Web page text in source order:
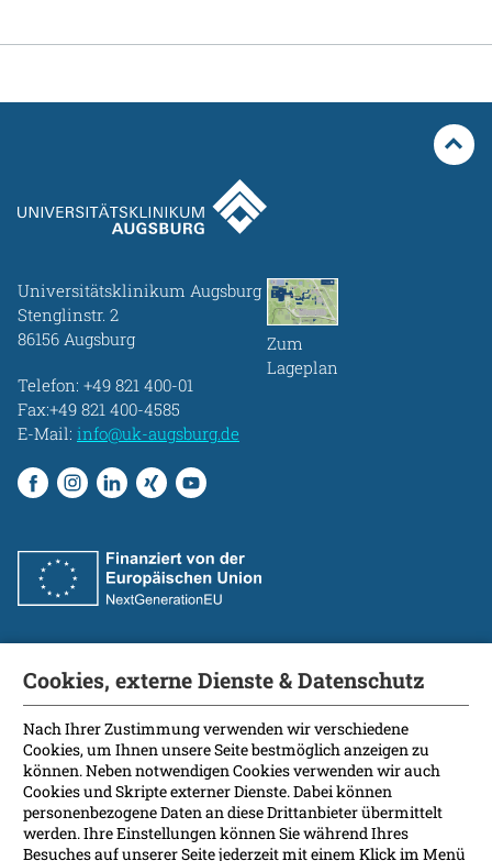
Universitätsklinikum Augsburg
Stenglinstr. 2
86156 Augsburg
Telefon: +49 821 400-01
Fax:+49 821 400-4585
E-Mail: info@uk-augsburg.de
Zum
Lageplan
Fakultät
International Patients
Kontakt
Presse
Soziale Medien
Cookies, externe Dienste & Datenschutz
Nach Ihrer Zustimmung verwenden wir verschiedene
Cookies, um Ihnen unsere Seite bestmöglich anzeigen zu
können. Neben notwendigen Cookies verwenden wir auch
Cookies und Skripte externer Dienste. Dabei können
personenbezogene Daten an diese Drittanbieter übermittelt
werden. Ihre Einstellungen können Sie während Ihres
Besuches auf unserer Seite jederzeit mit einem Klick im Menü